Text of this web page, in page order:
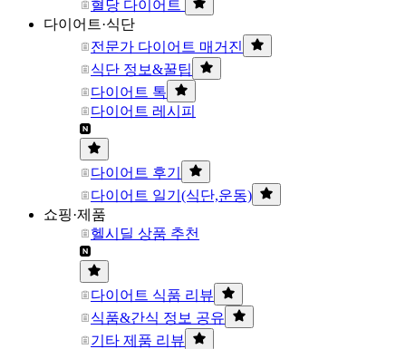
혈당 다이어트
다이어트·식단
전문가 다이어트 매거진
식단 정보&꿀팁
다이어트 톡
다이어트 레시피
다이어트 후기
다이어트 일기(식단,운동)
쇼핑·제품
헬시딜 상품 추천
다이어트 식품 리뷰
식품&간식 정보 공유
기타 제품 리뷰